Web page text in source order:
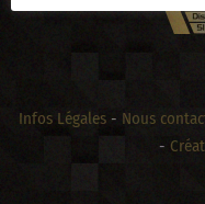
Infos Légales - Nous
-